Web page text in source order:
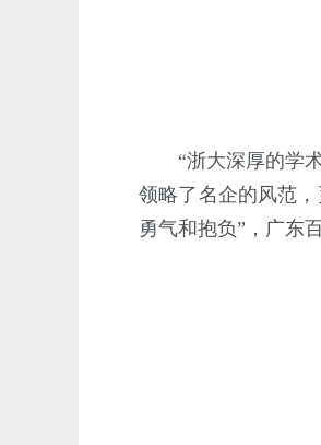
“浙大深厚的学术
领略了名企的风范
勇气和抱负”，广东